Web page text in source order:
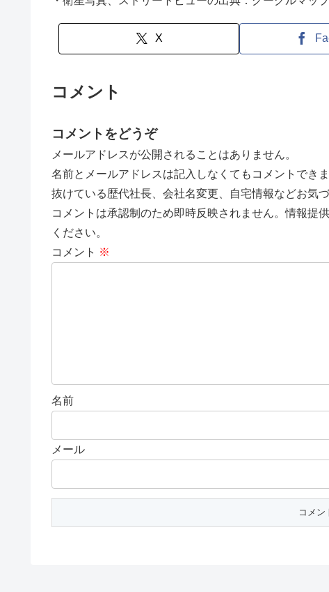
X
コメント
コメントをどうぞ
メールアドレスが公開されることはありません。
名前とメールアドレスは記入しなくてもコメントできま
抜けている歴代社長、会社名変更、自宅情報などお気
コメントは承認制のため即時反映されません。情報提
ください。
コメント ※
名前
メール